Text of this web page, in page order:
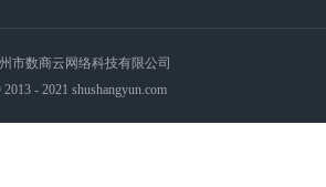
市数商云网络科技有限公司
- 2021 shushangyun.com